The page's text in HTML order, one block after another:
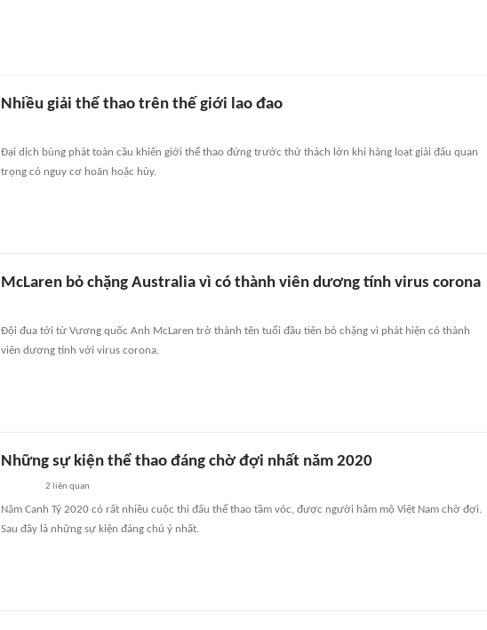
Nhiều giải thể thao trên thế giới lao đao
Đại dịch bùng phát toàn cầu khiến giới thể thao đứng trước thử thách lớn khi hàng loạt giải đấu quan
trọng có nguy cơ hoãn hoặc hủy.
McLaren bỏ chặng Australia vì có thành viên dương tính virus corona
Đội đua tới từ Vương quốc Anh McLaren trở thành tên tuổi đầu tiên bỏ chặng vì phát hiện có thành
viên dương tính với virus corona.
Những sự kiện thể thao đáng chờ đợi nhất năm 2020
2 liên quan
Năm Canh Tý 2020 có rất nhiều cuộc thi đấu thể thao tầm vóc, được người hâm mộ Việt Nam chờ đợi.
Sau đây là những sự kiện đáng chú ý nhất.